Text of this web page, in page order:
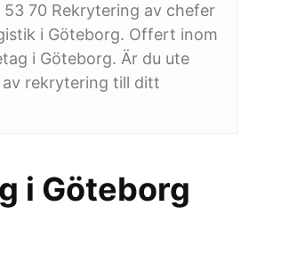
70 Rekrytering av chefer
i Göteborg. Offert inom
i Göteborg. Är du ute
av rekrytering till ditt
i Göteborg